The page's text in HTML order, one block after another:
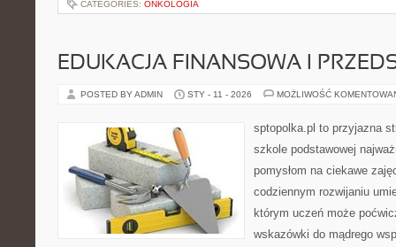
CATEGORIES: ONKOLOGIA
EDUKACJA FINANSOWA I
POSTED BY ADMIN STY - 11 - 2026 MOŻLIWOŚĆ
sptopolka.pl to przyjazna
szkole podstawowej
pomysłom na ciekawe
codziennym rozwijaniu
którym uczeń może
wskazówki do mądrego